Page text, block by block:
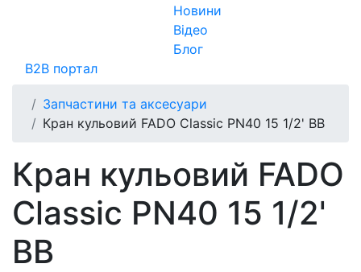
Новини
Відео
Блог
B2B портал
Запчастини та аксесуари
Кран кульовий FADO Classic PN40 15 1/2' ВВ
Кран кульовий FADO
Classic PN40 15 1/2'
ВВ